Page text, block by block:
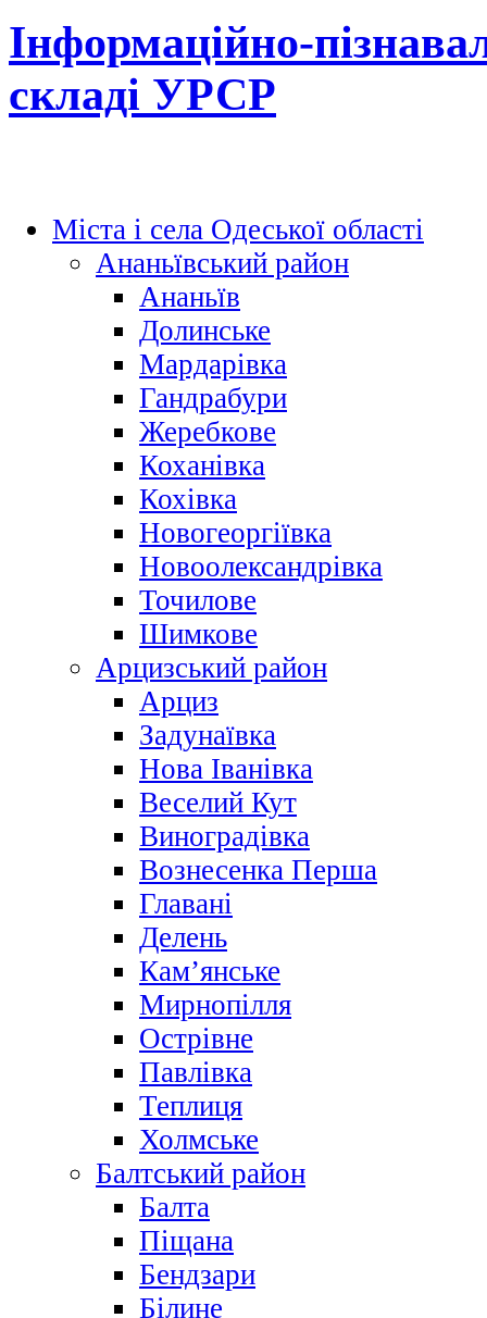
Інформаційно-
складі УРСР
Міста і села Одеської області
Ананьївський район
Ананьїв
Долинське
Мардарівка
Гандрабури
Жеребкове
Коханівка
Кохівка
Новогеоргіївка
Новоолександрівка
Точилове
Шимкове
Арцизський район
Арциз
Задунаївка
Нова Іванівка
Веселий Кут
Виноградівка
Вознесенка Перша
Главані
Делень
Кам’янське
Мирнопілля
Острівне
Павлівка
Теплиця
Холмське
Балтський район
Балта
Піщана
Бендзари
Білине